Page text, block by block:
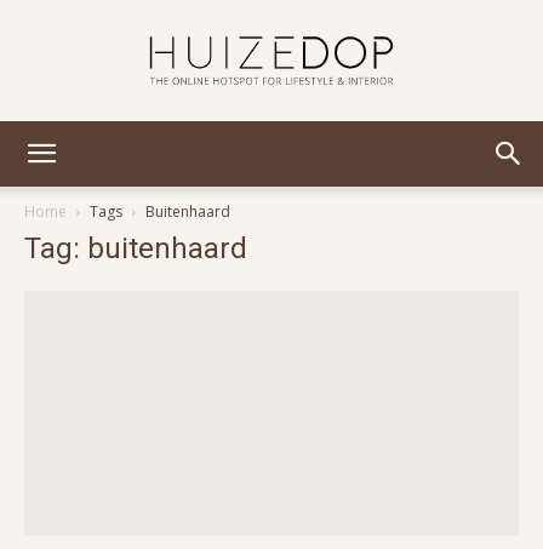
Home
Tags Buitenhaard
Tag: buitenhaard